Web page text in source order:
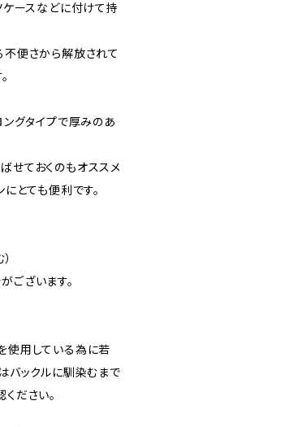
ケースなどに付けて持
不便さから解放されて
グタイプで厚みのあ
せておくのもオススメ
とても便利です。
ざいます。
使用している為に若
バックルに馴染むまで
ださい。